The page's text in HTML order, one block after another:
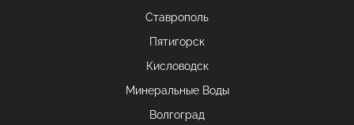
Ставрополь
Пятигорск
Кисловодск
Минеральные Воды
Волгоград